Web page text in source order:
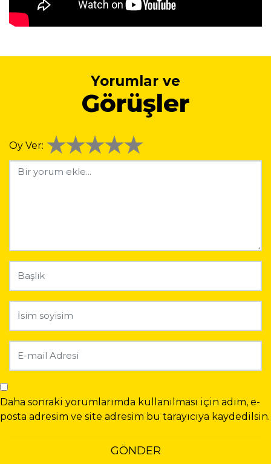
Yorumlar ve
Görüşler
Oy Ver:
Daha sonraki yorumlarımda kullanılması için adım, e-
posta adresim ve site adresim bu tarayıcıya kaydedilsin.